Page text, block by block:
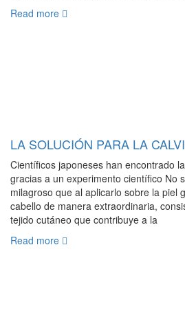
Read more
LA SOLUCIÓN PARA LA
Científicos japoneses han encontrado
gracias a un experimento científico No
milagroso que al aplicarlo sobre la piel
cabello de manera extraordinaria,
tejido cutáneo que contribuye a la
Read more